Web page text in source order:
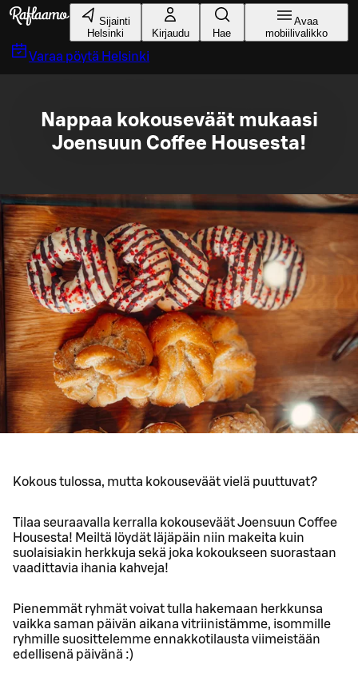
Siirry pääsisältöön
Sijainti
Helsinki
Kirjaudu Hae
Avaa
mobiilivalikko
Varaa pöytä Helsinki
Nappaa kokouseväät mukaasi
Joensuun Coffee Housesta!
Kokous tulossa, mutta kokouseväät vielä puuttuvat?
Tilaa seuraavalla kerralla kokouseväät Joensuun Coffee
Housesta! Meiltä löydät läjäpäin niin makeita kuin
suolaisiakin herkkuja sekä joka kokoukseen suorastaan
vaadittavia ihania kahveja!
Pienemmät ryhmät voivat tulla hakemaan herkkunsa
vaikka saman päivän aikana vitriinistämme, isommille
ryhmille suosittelemme ennakkotilausta viimeistään
edellisenä päivänä :)